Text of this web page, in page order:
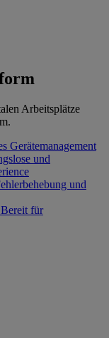
Arbeitsplätze
Gerätemanagement
und
und
Bereit für